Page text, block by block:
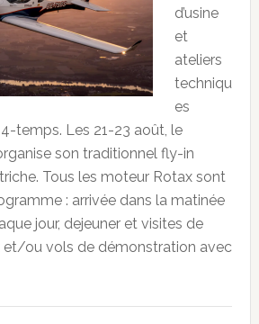
d’usine
et
ateliers
techniqu
es
temps. Les 21-23 août, le
son traditionnel fly-in
Tous les moteur Rotax sont
: arrivée dans la matinée
jour, dejeuner et visites de
et/ou vols de démonstration avec